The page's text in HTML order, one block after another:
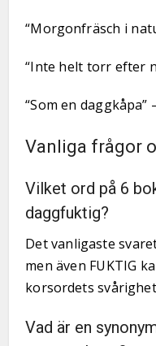
“Morgonfräsch i
“Inte helt torr efter
“Som en daggkåpa”
Vanliga frågor
Vilket ord på 6
daggfuktig?
Det vanligaste
men även FUKTIG
korsordets
Vad är en